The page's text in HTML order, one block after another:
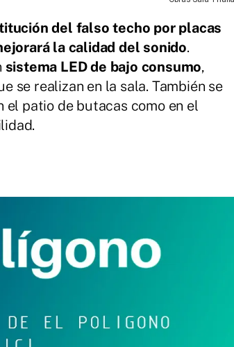
del falso techo por placas
la calidad del sonido.
sistema LED de bajo consumo,
se realizan en la sala. También se
el patio de butacas como en el